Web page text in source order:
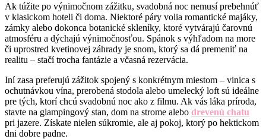
Ak túžite po výnimočnom zážitku, svadobná noc nemusí prebehnúť
v klasickom hoteli či doma. Niektoré páry volia romantické majáky,
zámky alebo dokonca botanické skleníky, ktoré vytvárajú čarovnú
atmosféru a dýchajú výnimočnosťou. Spánok s výhľadom na more
či uprostred kvetinovej záhrady je snom, ktorý sa dá premeniť na
realitu – stačí trocha fantázie a včasná rezervácia.
Iní zasa preferujú zážitok spojený s konkrétnym miestom – vinica s
ochutnávkou vína, prerobená stodola alebo umelecký loft sú ideálne
pre tých, ktorí chcú svadobnú noc ako z filmu. Ak vás láka príroda,
stavte na glampingový stan, dom na strome alebo drevenú chatu
pri jazere. Získate nielen súkromie, ale aj pokoj, ktorý po hektickom
dni dobre padne.